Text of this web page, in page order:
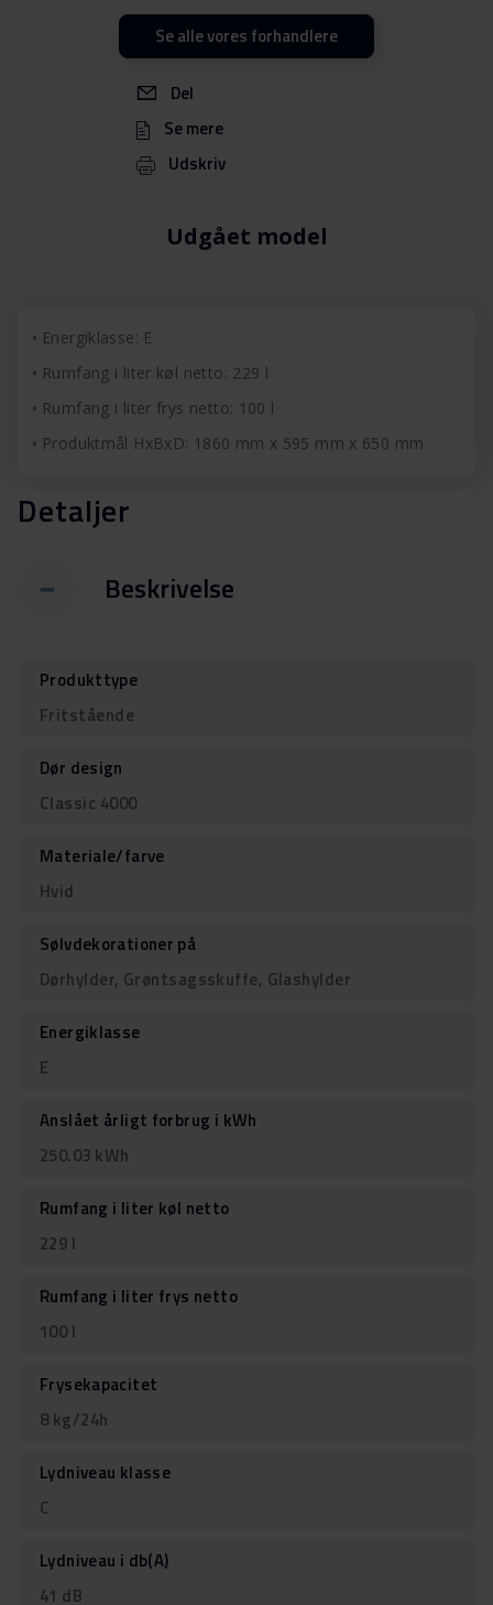
Udgået model
Del
Se mere
Udskriv
Se alle vores forhandlere
Energiklasse: E
Rumfang i liter køl netto: 229 l
Rumfang i liter frys netto: 100 l
Produktmål HxBxD: 1860 mm x 595 mm x 650 mm
Detaljer
Beskrivelse
Produkttype
Fritstående
Dør design
Classic 4000
Materiale/farve
Hvid
Sølvdekorationer på
Dørhylder, Grøntsagsskuffe, Glashylder
Energiklasse
E
Anslået årligt forbrug i kWh
250.03 kWh
Rumfang i liter køl netto
229 l
Rumfang i liter frys netto
100 l
Frysekapacitet
8 kg/24h
Lydniveau klasse
C
Lydniveau i db(A)
41 dB